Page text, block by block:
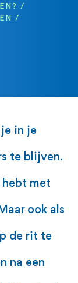
in je
te blijven.
hebt met
ook als
de rit te
na een